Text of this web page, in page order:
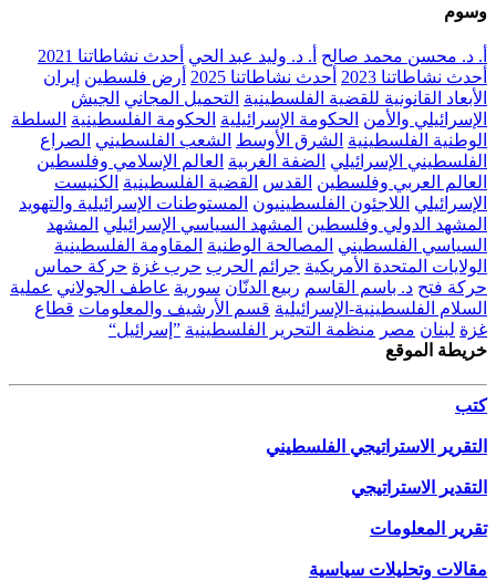
وسوم
أ. د. محسن محمد صالح أ. د. وليد عبد الحي أحدث نشاطاتنا 2021
أحدث نشاطاتنا 2023
أحدث نشاطاتنا 2025 أرض فلسطين إيران
الأبعاد القانونية للقضية الفلسطينية التحميل المجاني الجيش
الإسرائيلي والأمن الحكومة الإسرائيلية الحكومة الفلسطينية السلطة
الوطنية الفلسطينية الشرق الأوسط الشعب الفلسطيني الصراع
الفلسطيني الإسرائيلي الضفة الغربية العالم الإسلامي وفلسطين
العالم العربي وفلسطين القدس القضية الفلسطينية الكنيست
الإسرائيلي اللاجئون الفلسطينيون المستوطنات الإسرائيلية والتهويد
المشهد الدولي وفلسطين المشهد السياسي الإسرائيلي المشهد
السياسي الفلسطيني المصالحة الوطنية المقاومة الفلسطينية
الولايات المتحدة الأمريكية جرائم الحرب حرب غزة حركة حماس
حركة فتح د. باسم القاسم ربيع الدنّان سورية عاطف الجولاني عملية
السلام الفلسطينية-الإسرائيلية قسم الأرشيف والمعلومات قطاع
غزة لبنان مصر منظمة التحرير الفلسطينية ”إسرائيل“
خريطة الموقع
كتب
التقرير الاستراتيجي الفلسطيني
التقدير الاستراتيجي
تقرير المعلومات
مقالات وتحليلات سياسية